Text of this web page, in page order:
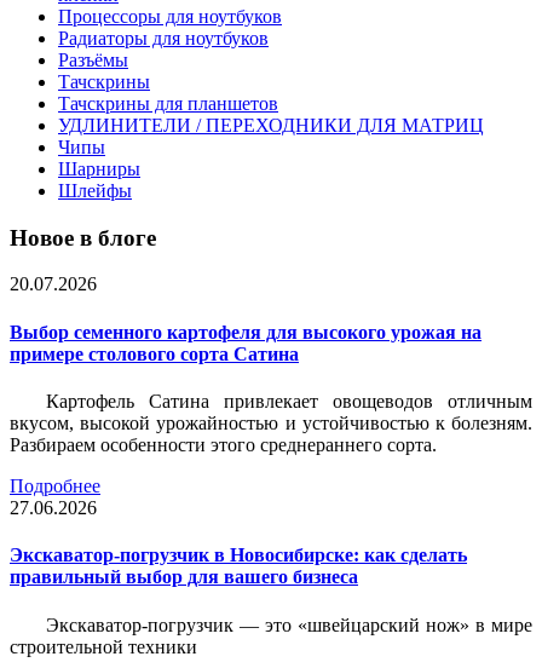
Процессоры для ноутбуков
Радиаторы для ноутбуков
Разъёмы
Тачскрины
Тачскрины для планшетов
УДЛИНИТЕЛИ / ПЕРЕХОДНИКИ ДЛЯ МАТРИЦ
Чипы
Шарниры
Шлейфы
Новое в блоге
20.07.2026
Выбор семенного картофеля для высокого урожая на
примере столового сорта Сатина
Картофель Сатина привлекает овощеводов отличным
вкусом, высокой урожайностью и устойчивостью к болезням.
Разбираем особенности этого среднераннего сорта.
Подробнее
27.06.2026
Экскаватор-погрузчик в Новосибирске: как сделать
правильный выбор для вашего бизнеса
Экскаватор-погрузчик — это «швейцарский нож» в мире
строительной техники